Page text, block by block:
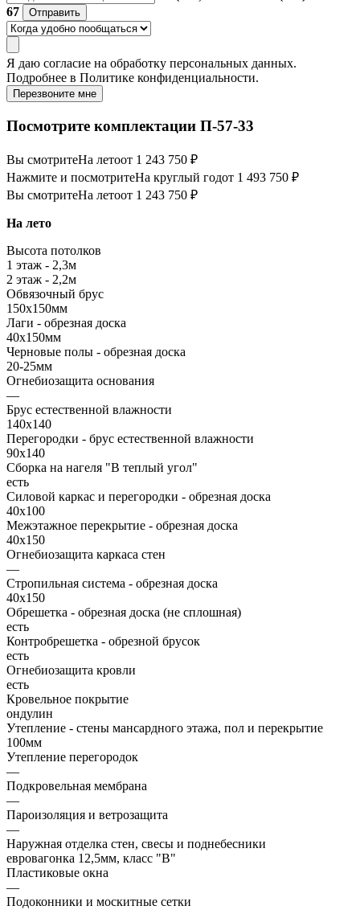
67
Отправить
Я даю согласие на обработку персональных данных.
Подробнее в Политике конфиденциальности.
Перезвоните мне
Посмотрите комплектации П-57-33
Вы смотритеНа летоот 1 243 750 ₽
Нажмите и посмотритеНа круглый годот 1 493 750 ₽
Вы смотритеНа летоот 1 243 750 ₽
На лето
Высота потолков
1 этаж - 2,3м
2 этаж - 2,2м
Обвязочный брус
150х150мм
Лаги - обрезная доска
40х150мм
Черновые полы - обрезная доска
20-25мм
Огнебиозащита основания
—
Брус естественной влажности
140х140
Перегородки - брус естественной влажности
90х140
Сборка на нагеля "В теплый угол"
есть
Силовой каркас и перегородки - обрезная доска
40х100
Межэтажное перекрытие - обрезная доска
40х150
Огнебиозащита каркаса стен
—
Стропильная система - обрезная доска
40х150
Обрешетка - обрезная доска (не сплошная)
есть
Контробрешетка - обрезной брусок
есть
Огнебиозащита кровли
есть
Кровельное покрытие
ондулин
Утепление - стены мансардного этажа, пол и перекрытие
100мм
Утепление перегородок
—
Подкровельная мембрана
—
Пароизоляция и ветрозащита
—
Наружная отделка стен, свесы и поднебесники
евровагонка 12,5мм, класс "В"
Пластиковые окна
—
Подоконники и москитные сетки